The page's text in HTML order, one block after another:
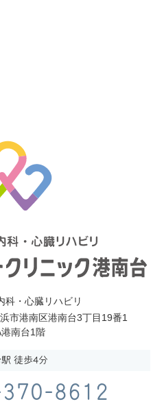
科・心臓リハビリ
市港南区港南台3丁目19番1
南台1階
徒歩4分
8612